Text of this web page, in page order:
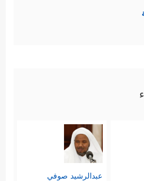
عبدالرشيد صوفي